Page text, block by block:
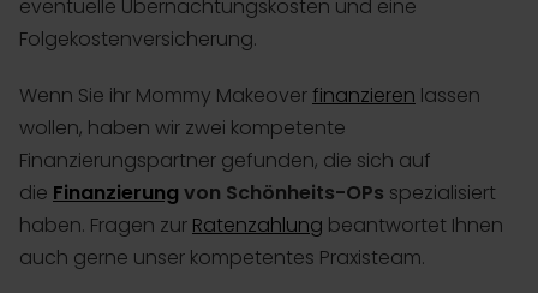
eventuelle Übernachtungskosten und eine
Folgekostenversicherung.
Wenn Sie ihr Mommy Makeover finanzieren lassen
wollen, haben wir zwei kompetente
Finanzierungspartner gefunden, die sich auf
die Finanzierung von Schönheits-OPs spezialisiert
haben. Fragen zur Ratenzahlung beantwortet Ihnen
auch gerne unser kompetentes Praxisteam.